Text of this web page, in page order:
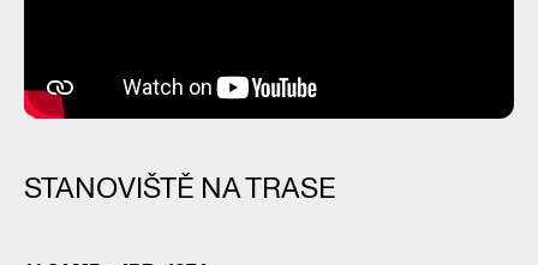
STANOVIŠTĚ NA TRASE